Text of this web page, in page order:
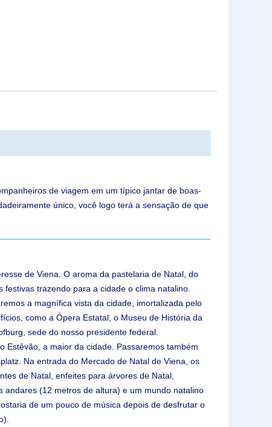
de viagem em um típico jantar de boas-
único, você logo terá a sensação de que
de Viena. O aroma da pastelaria de Natal, do
trazendo para a cidade o clima natalino.
a magnífica vista da cidade, imortalizada pelo
como a Ópera Estatal, o Museu de História da
sede do nosso presidente federal.
Estêvão, a maior da cidade. Passaremos também
Na entrada do Mercado de Natal de Viena, os
de Natal, enfeites para árvores de Natal,
(12 metros de altura) e um mundo natalino
de um pouco de música depois de desfrutar o